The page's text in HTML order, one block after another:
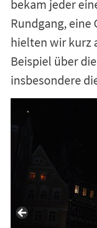
bekam jeder
Rundgang,
hielten wir kurz
Beispiel über
insbesondere